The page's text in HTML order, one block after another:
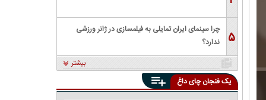
۵
چرا سینمای ایران تمایلی به فیلمسازی در ژانر ورزشی
ندارد؟
بیشتر
یک فنجان چای داغ